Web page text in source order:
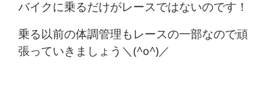
バイクに乗るだけがレースではないのです！
乗る以前の体調管理もレースの一部なので頑
張っていきましょう＼(^o^)／